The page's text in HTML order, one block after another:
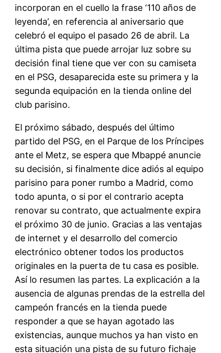
incorporan en el cuello la frase ‘110 años de
leyenda’, en referencia al aniversario que
celebró el equipo el pasado 26 de abril. La
última pista que puede arrojar luz sobre su
decisión final tiene que ver con su camiseta
en el PSG, desaparecida este su primera y la
segunda equipación en la tienda online del
club parisino.
El próximo sábado, después del último
partido del PSG, en el Parque de los Príncipes
ante el Metz, se espera que Mbappé anuncie
su decisión, si finalmente dice adiós al equipo
parisino para poner rumbo a Madrid, como
todo apunta, o si por el contrario acepta
renovar su contrato, que actualmente expira
el próximo 30 de junio. Gracias a las ventajas
de internet y el desarrollo del comercio
electrónico obtener todos los productos
originales en la puerta de tu casa es posible.
Así lo resumen las partes. La explicación a la
ausencia de algunas prendas de la estrella del
campeón francés en la tienda puede
responder a que se hayan agotado las
existencias, aunque muchos ya han visto en
esta situación una pista de su futuro fichaje